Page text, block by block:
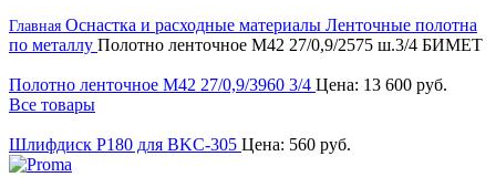
Главная Оснастка и расходные материалы Ленточные полотна
по металлу Полотно ленточное М42 27/0,9/2575 ш.3/4 БИМЕТ
Полотно ленточное М42 27/0,9/3960 3/4 Цена: 13 600 руб.
Все товары
Шлифдиск Р180 для BKC-305 Цена: 560 руб.